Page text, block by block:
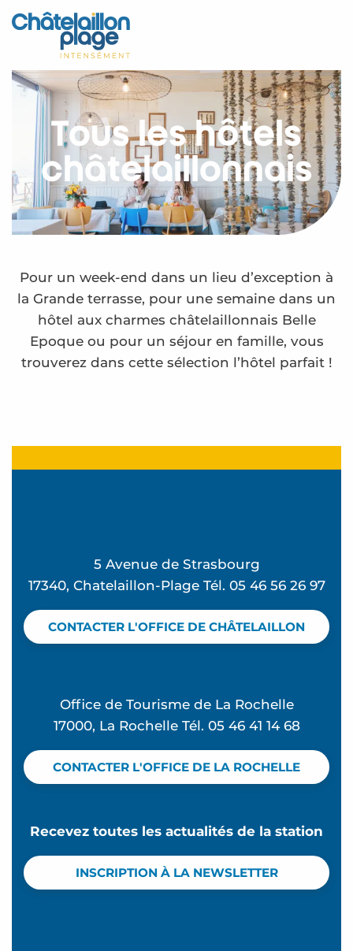
Aller
au
principal
Accueil
Découvrir
Activités
A vivre
Rendez-vous
Votre séjour
Espace Pro
Tous les hôtels
châtelaillonnais
Pour un week-end dans un lieu d’exception à
la Grande terrasse, pour une semaine dans un
hôtel aux charmes châtelaillonnais Belle
Epoque ou pour un séjour en famille, vous
trouverez dans cette sélection l’hôtel parfait !
Boutique Hôtel d'Orbigny
Résidence Côte Océan
The Original’s Boutique Hôtel Victoria
Hôtel Majestic
Maison Familiale de Vacances Le Rayon de Soleil
5 Avenue de Strasbourg
17340, Chatelaillon-Plage Tél. 05 46 56 26 97
CONTACTER L'OFFICE DE CHÂTELAILLON
Office de Tourisme de La Rochelle
17000, La Rochelle Tél. 05 46 41 14 68
CONTACTER L'OFFICE DE LA ROCHELLE
Recevez toutes les actualités de la station
INSCRIPTION À LA NEWSLETTER